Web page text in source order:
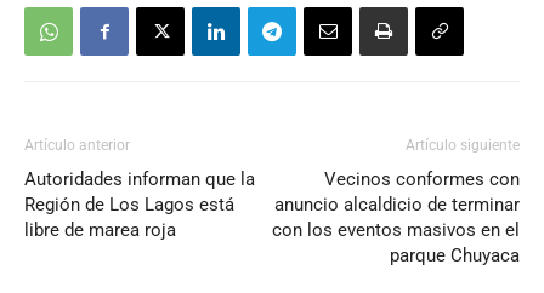
Artículo anterior
Autoridades informan que la
Región de Los Lagos está
libre de marea roja
Artículo siguiente
Vecinos conformes con
anuncio alcaldicio de terminar
con los eventos masivos en el
parque Chuyaca